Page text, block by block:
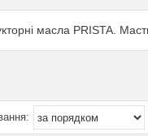
масла PRISTA.